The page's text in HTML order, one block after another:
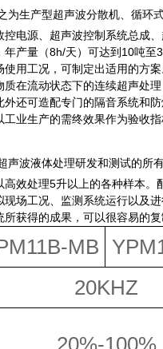
为生产型超声波分散机、循环
电源、超声波控制系统总成
产量（8h/天）可达到10吨
用工况，可制定出适用的方
流动状态下的连续超声处理
还可造配专门的隔音系统和
业生产的需终效果作为验收
声波液体处理研发和测试的所
效处理5升以上的各种样本
场工况、监测系统运行以及
获得的成果，可以很容易的
MB
20KHZ
20%-100%